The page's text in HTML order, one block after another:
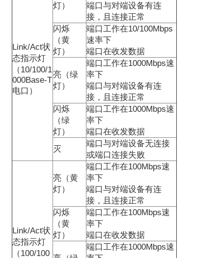
Link/Act状
态指示灯
（10/100/1
000Base-T
电口）
灯）
端口与对端设备有连
接，且连接正常
闪烁
（黄
灯）
端口工作在10/100Mbps
速率下
端口在收发数据
亮（绿
灯）
端口工作在1000Mbps速
率下
端口与对端设备有连
接，且连接正常
闪烁
（绿
灯）
端口工作在1000Mbps速
率下
端口在收发数据
灭
端口与对端设备无连接
或端口连接失败
Link/Act状
态指示灯
（100/100
亮（黄
灯）
端口工作在100Mbps速
率下
端口与对端设备有连
接，且连接正常
闪烁
（黄
灯）
端口工作在100Mbps速
率下
端口在收发数据
端口工作在1000Mbps速